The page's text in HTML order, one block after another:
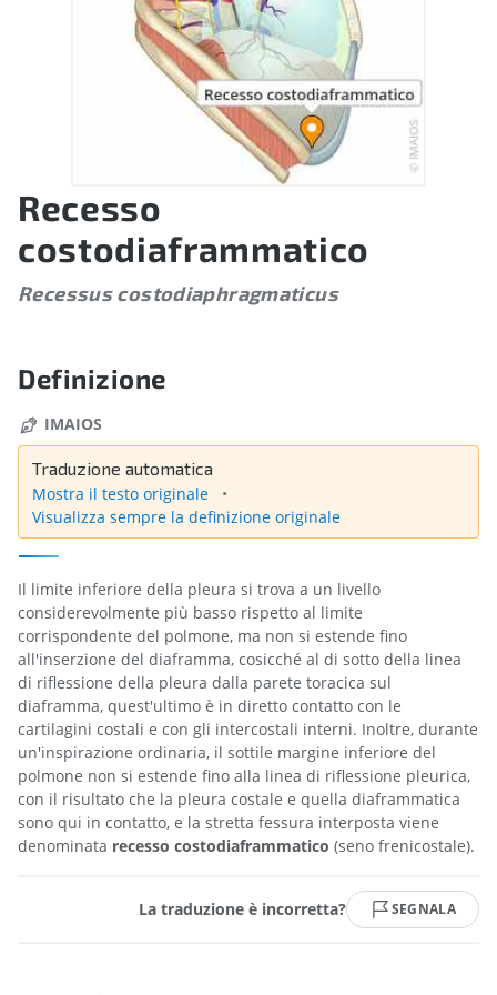
Recesso
costodiaframmatico
Recessus costodiaphragmaticus
Definizione
IMAIOS
Traduzione automatica
Mostra il testo originale
Visualizza sempre la definizione originale
Il limite inferiore della pleura si trova a un livello
considerevolmente più basso rispetto al limite
corrispondente del polmone, ma non si estende fino
all'inserzione del diaframma, cosicché al di sotto della linea
di riflessione della pleura dalla parete toracica sul
diaframma, quest'ultimo è in diretto contatto con le
cartilagini costali e con gli intercostali interni. Inoltre, durante
un'inspirazione ordinaria, il sottile margine inferiore del
polmone non si estende fino alla linea di riflessione pleurica,
con il risultato che la pleura costale e quella diaframmatica
sono qui in contatto, e la stretta fessura interposta viene
denominata recesso costodiaframmatico (seno frenicostale).
La traduzione è incorretta? SEGNALA